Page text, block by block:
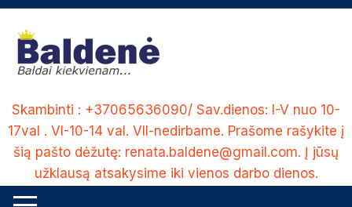
Skip
content
Skambinti : +37065636090/ Sav.dienos: I-V nuo 10-
17val . VI-10-14 val. VII-nedirbame. Prašome rašykite į
šią pašto dėžutę: renata.baldene@gmail.com. Į jūsų
užklausą atsakysime iki vienos darbo dienos.